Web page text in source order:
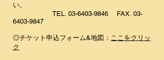
い。
TEL. 03-6403-9846 FAX. 03-
6403-9847
◎チケット申込フォーム&地図： ここをクリッ
ク